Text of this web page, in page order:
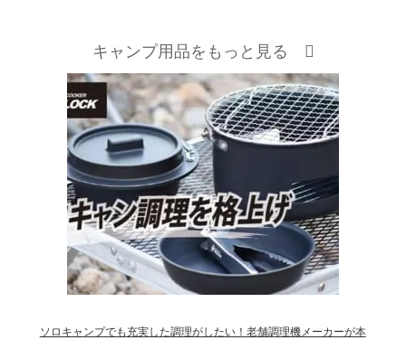
キャンプ用品をもっと見る
ソロキャンプでも充実した調理がしたい！老舗調理機メーカーが本